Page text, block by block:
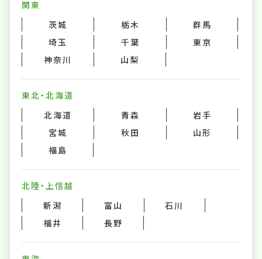
関東
茨城
栃木
群馬
埼玉
千葉
東京
神奈川
山梨
東北・北海道
北海道
青森
岩手
宮城
秋田
山形
福島
北陸・上信越
新潟
富山
石川
福井
長野